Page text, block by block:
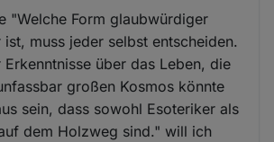
"Welche Form glaubwürdiger
muss jeder selbst entscheiden.
über das Leben, die
großen Kosmos könnte
sein, dass sowohl Esoteriker als
dem Holzweg sind." will ich